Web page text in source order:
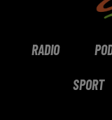
RADIO
SPORT